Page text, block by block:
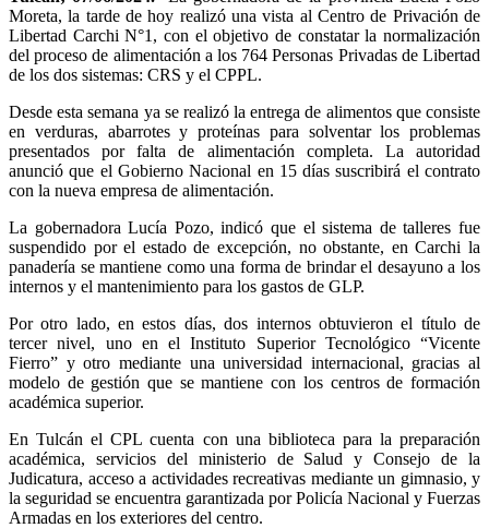
Moreta, la tarde de hoy realizó una vista al Centro de Privación de
Libertad Carchi N°1, con el objetivo de constatar la normalización
del proceso de alimentación a los 764 Personas Privadas de Libertad
de los dos sistemas: CRS y el CPPL.
Desde esta semana ya se realizó la entrega de alimentos que consiste
en verduras, abarrotes y proteínas para solventar los problemas
presentados por falta de alimentación completa. La autoridad
anunció que el Gobierno Nacional en 15 días suscribirá el contrato
con la nueva empresa de alimentación.
La gobernadora Lucía Pozo, indicó que el sistema de talleres fue
suspendido por el estado de excepción, no obstante, en Carchi la
panadería se mantiene como una forma de brindar el desayuno a los
internos y el mantenimiento para los gastos de GLP.
Por otro lado, en estos días, dos internos obtuvieron el título de
tercer nivel, uno en el Instituto Superior Tecnológico “Vicente
Fierro” y otro mediante una universidad internacional, gracias al
modelo de gestión que se mantiene con los centros de formación
académica superior.
En Tulcán el CPL cuenta con una biblioteca para la preparación
académica, servicios del ministerio de Salud y Consejo de la
Judicatura, acceso a actividades recreativas mediante un gimnasio, y
la seguridad se encuentra garantizada por Policía Nacional y Fuerzas
Armadas en los exteriores del centro.